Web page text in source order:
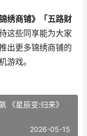
锦绣商铺》「五路财
这些同享能为大家
出更多锦绣商铺的
游戏。
《星辰变:归来》
2026-05-15